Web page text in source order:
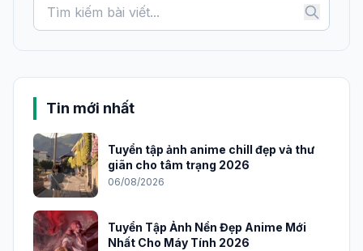
Tin mới nhất
Tuyển tập ảnh anime chill đẹp và thư
giãn cho tâm trạng 2026
06/08/2026
Tuyển Tập Ảnh Nền Đẹp Anime Mới
Nhất Cho Máy Tính 2026